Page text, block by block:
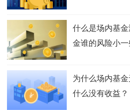
什么是场内基
金谁的风险小一
为什么场内基
什么没有收益？